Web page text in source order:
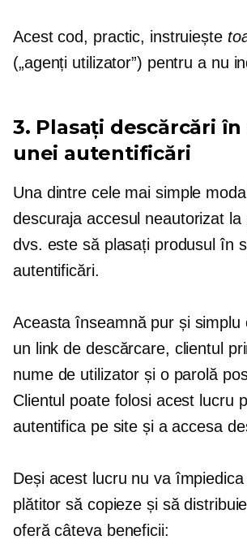
Acest cod, practic, instruiește
(„agenți utilizator”) pentru a nu
3. Plasați descărcări
unei autentificări
Una dintre cele mai simple
descuraja accesul neautorizat la
dvs. este să plasați produsul în
autentificări.
Aceasta înseamnă pur și simplu
un link de descărcare, clientul
nume de utilizator și o parolă
Clientul poate folosi acest lucru
autentifica pe site și a accesa
Deși acest lucru nu va
plătitor să copieze și să
oferă câteva beneficii: